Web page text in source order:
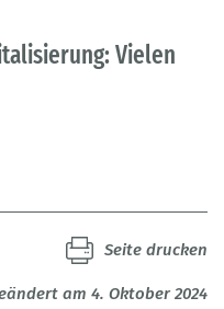
Vielen
am 4. Oktober 2024
Seite drucken